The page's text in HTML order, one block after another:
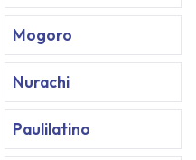
Mogoro
Nurachi
Paulilatino